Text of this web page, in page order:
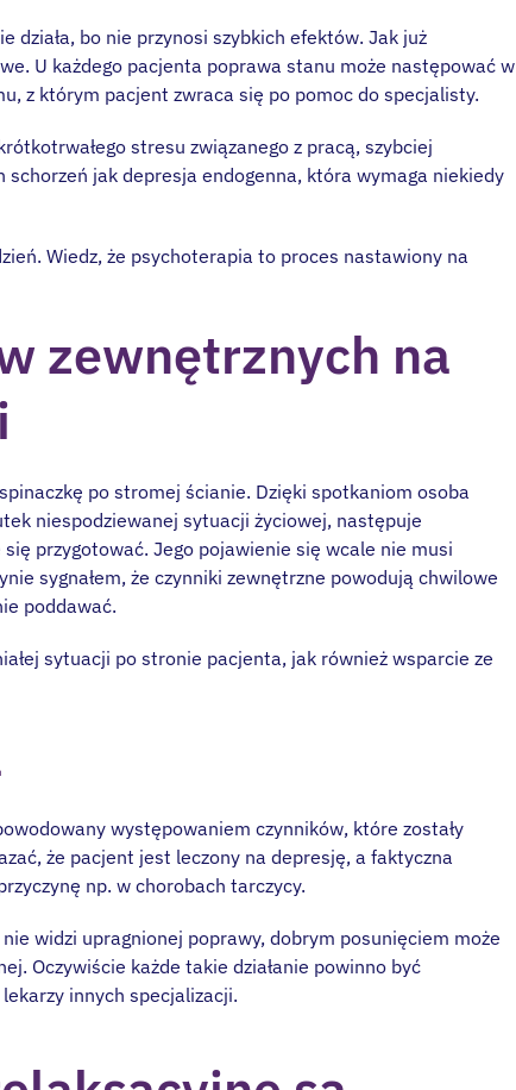
działa, bo nie przynosi szybkich efektów. Jak już
U każdego pacjenta poprawa stanu może następować w
z którym pacjent zwraca się po pomoc do specjalisty.
stresu związanego z pracą, szybciej
jak depresja endogenna, która wymaga niekiedy
Wiedz, że psychoterapia to proces nastawiony na
zewnętrznych na
po stromej ścianie. Dzięki spotkaniom osoba
niespodziewanej sytuacji życiowej, następuje
przygotować. Jego pojawienie się wcale nie musi
sygnałem, że czynniki zewnętrzne powodują chwilowe
poddawać.
sytuacji po stronie pacjenta, jak również wsparcie ze
występowaniem czynników, które zostały
że pacjent jest leczony na depresję, a faktyczna
np. w chorobach tarczycy.
widzi upragnionej poprawy, dobrym posunięciem może
Oczywiście każde takie działanie powinno być
innych specjalizacji.